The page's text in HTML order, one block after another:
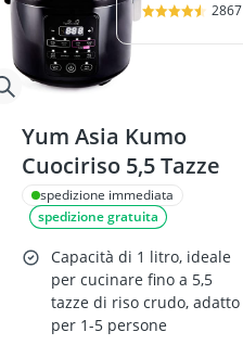
2867
Yum Asia Kumo
Cuociriso 5,5 Tazze
spedizione immediata
spedizione gratuita
Capacità di 1 litro, ideale
per cucinare fino a 5,5
tazze di riso crudo, adatto
per 1-5 persone